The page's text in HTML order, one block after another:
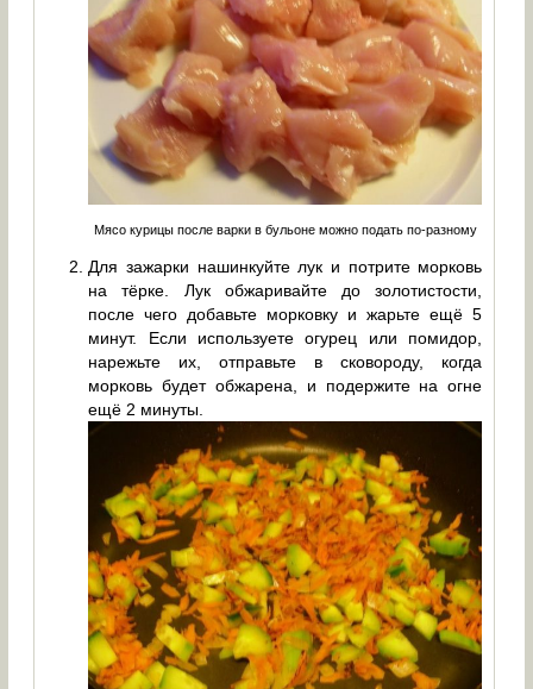
Мясо курицы после варки в бульоне можно подать по-разному
Для зажарки нашинкуйте лук и потрите морковь
на тёрке. Лук обжаривайте до золотистости,
после чего добавьте морковку и жарьте ещё 5
минут. Если используете огурец или помидор,
нарежьте их, отправьте в сковороду, когда
морковь будет обжарена, и подержите на огне
ещё 2 минуты.